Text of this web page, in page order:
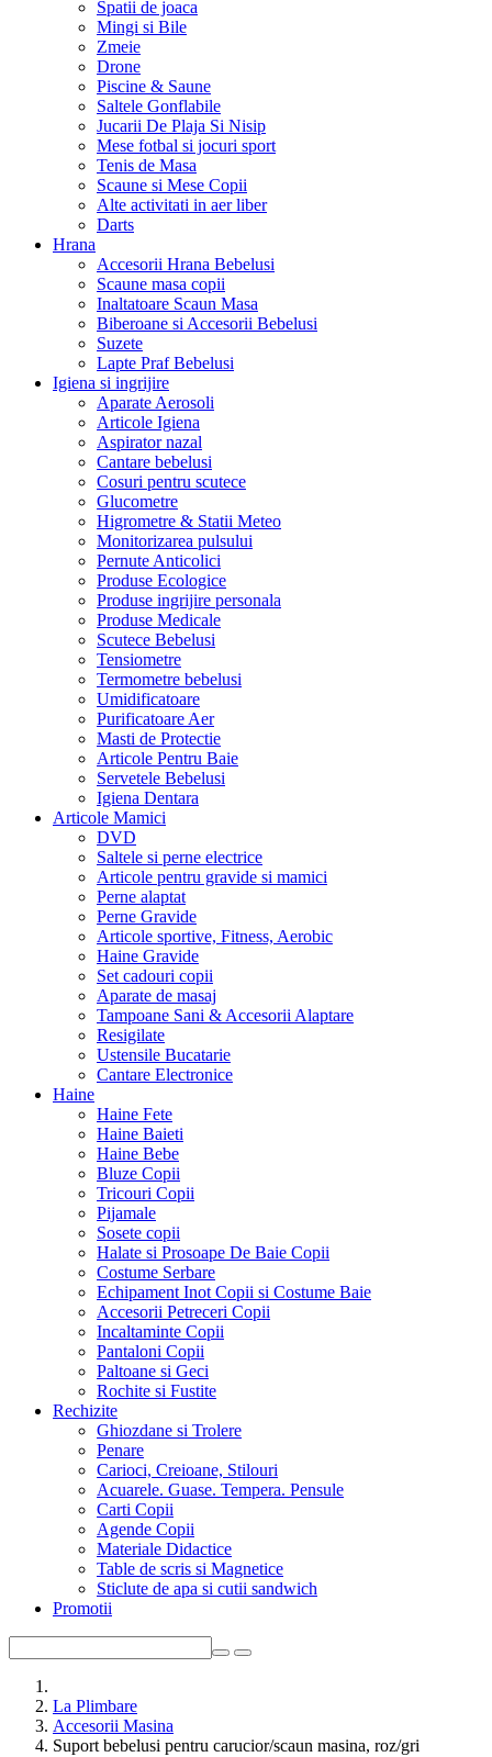
Spatii de joaca
Mingi si Bile
Zmeie
Drone
Piscine & Saune
Saltele Gonflabile
Jucarii De Plaja Si Nisip
Mese fotbal si jocuri sport
Tenis de Masa
Scaune si Mese Copii
Alte activitati in aer liber
Darts
Hrana
Accesorii Hrana Bebelusi
Scaune masa copii
Inaltatoare Scaun Masa
Biberoane si Accesorii Bebelusi
Suzete
Lapte Praf Bebelusi
Igiena si ingrijire
Aparate Aerosoli
Articole Igiena
Aspirator nazal
Cantare bebelusi
Cosuri pentru scutece
Glucometre
Higrometre & Statii Meteo
Monitorizarea pulsului
Pernute Anticolici
Produse Ecologice
Produse ingrijire personala
Produse Medicale
Scutece Bebelusi
Tensiometre
Termometre bebelusi
Umidificatoare
Purificatoare Aer
Masti de Protectie
Articole Pentru Baie
Servetele Bebelusi
Igiena Dentara
Articole Mamici
DVD
Saltele si perne electrice
Articole pentru gravide si mamici
Perne alaptat
Perne Gravide
Articole sportive, Fitness, Aerobic
Haine Gravide
Set cadouri copii
Aparate de masaj
Tampoane Sani & Accesorii Alaptare
Resigilate
Ustensile Bucatarie
Cantare Electronice
Haine
Haine Fete
Haine Baieti
Haine Bebe
Bluze Copii
Tricouri Copii
Pijamale
Sosete copii
Halate si Prosoape De Baie Copii
Costume Serbare
Echipament Inot Copii si Costume Baie
Accesorii Petreceri Copii
Incaltaminte Copii
Pantaloni Copii
Paltoane si Geci
Rochite si Fustite
Rechizite
Ghiozdane si Trolere
Penare
Carioci, Creioane, Stilouri
Acuarele. Guase. Tempera. Pensule
Carti Copii
Agende Copii
Materiale Didactice
Table de scris si Magnetice
Sticlute de apa si cutii sandwich
Promotii
La Plimbare
Accesorii Masina
Suport bebelusi pentru carucior/scaun masina, roz/gri